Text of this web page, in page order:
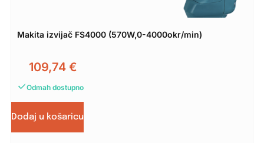
Makita izvijač FS4000 (570W,0-4000okr/min)
109,74 €
Odmah dostupno
Dodaj u košaricu